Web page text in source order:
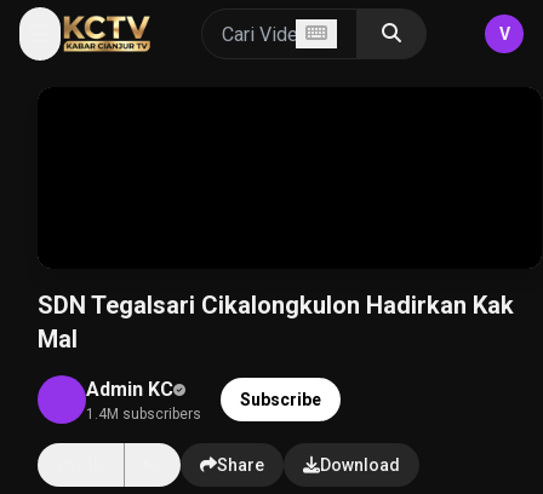
V
SDN Tegalsari Cikalongkulon Hadirkan Kak
Mal
Admin KC
1.4M subscribers
Subscribe
Share Download